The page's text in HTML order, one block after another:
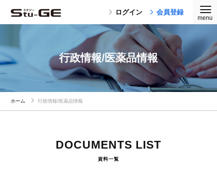
ログイン 会員登録
行政情報/医薬品情報
ホーム 行政情報/医薬品情報
DOCUMENTS LIST
資料一覧